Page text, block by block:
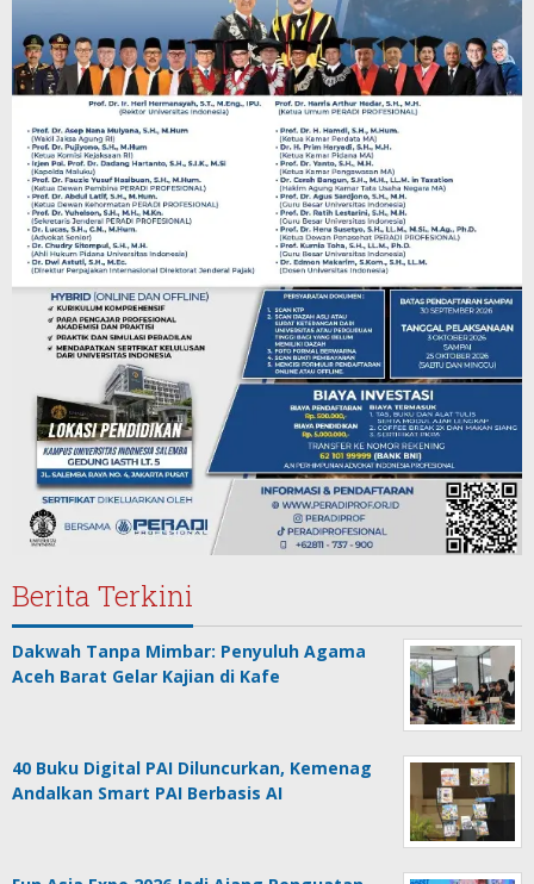
Berita Terkini
Dakwah Tanpa Mimbar: Penyuluh Agama
Aceh Barat Gelar Kajian di Kafe
40 Buku Digital PAI Diluncurkan, Kemenag
Andalkan Smart PAI Berbasis AI